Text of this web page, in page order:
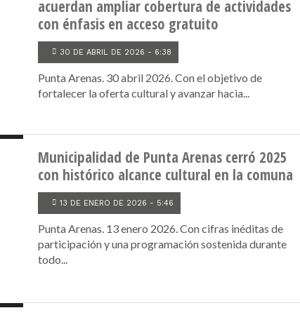
acuerdan ampliar cobertura de actividades
con énfasis en acceso gratuito
30 DE ABRIL DE 2026 - 6:38
Punta Arenas. 30 abril 2026. Con el objetivo de
fortalecer la oferta cultural y avanzar hacia...
Municipalidad de Punta Arenas cerró 2025
con histórico alcance cultural en la comuna
13 DE ENERO DE 2026 - 5:46
Punta Arenas. 13 enero 2026. Con cifras inéditas de
participación y una programación sostenida durante
todo...